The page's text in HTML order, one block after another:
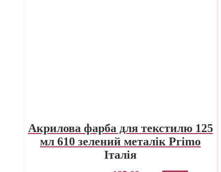
Акрилова фарба для текстилю 125
мл 610 зелений металік Primo
Італія